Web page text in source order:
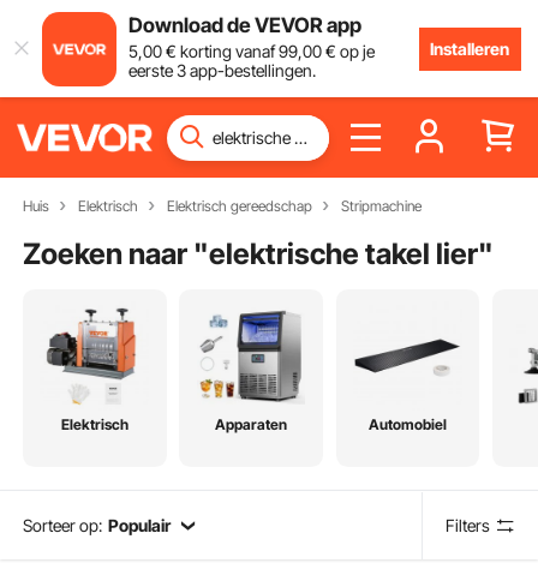
Download de VEVOR app
5,00€ korting vanaf99,00€ op je
eerste 3 app-bestellingen.
Installeren
Huis Elektrisch Elektrisch gereedschap Stripmachine
Zoeken naar "elektrische takel lier"
Elektrisch Apparaten Automobiel
Sorteer op: Populair Filters